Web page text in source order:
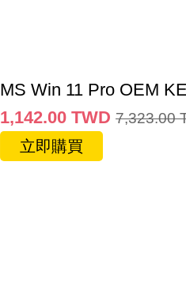
MS Win 11 Pro OEM
1,142.00 TWD 7,323.00
立即購買